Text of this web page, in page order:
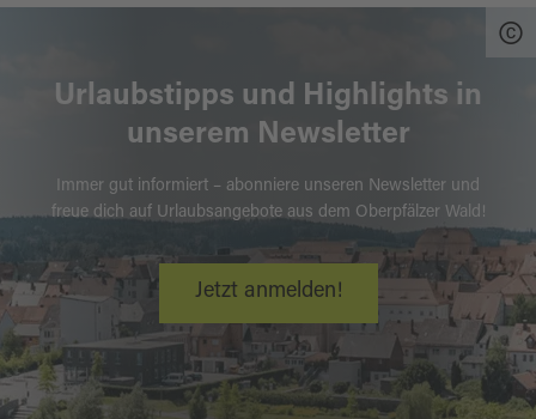
Urlaubstipps und Highlights in
unserem Newsletter
Immer gut informiert – abonniere unseren Newsletter und
freue dich auf Urlaubsangebote aus dem Oberpfälzer Wald!
Jetzt anmelden!